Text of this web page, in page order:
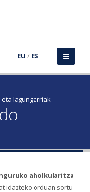
EU / ES
lagungarriak
aholkularitza
idazteko orduan sortu